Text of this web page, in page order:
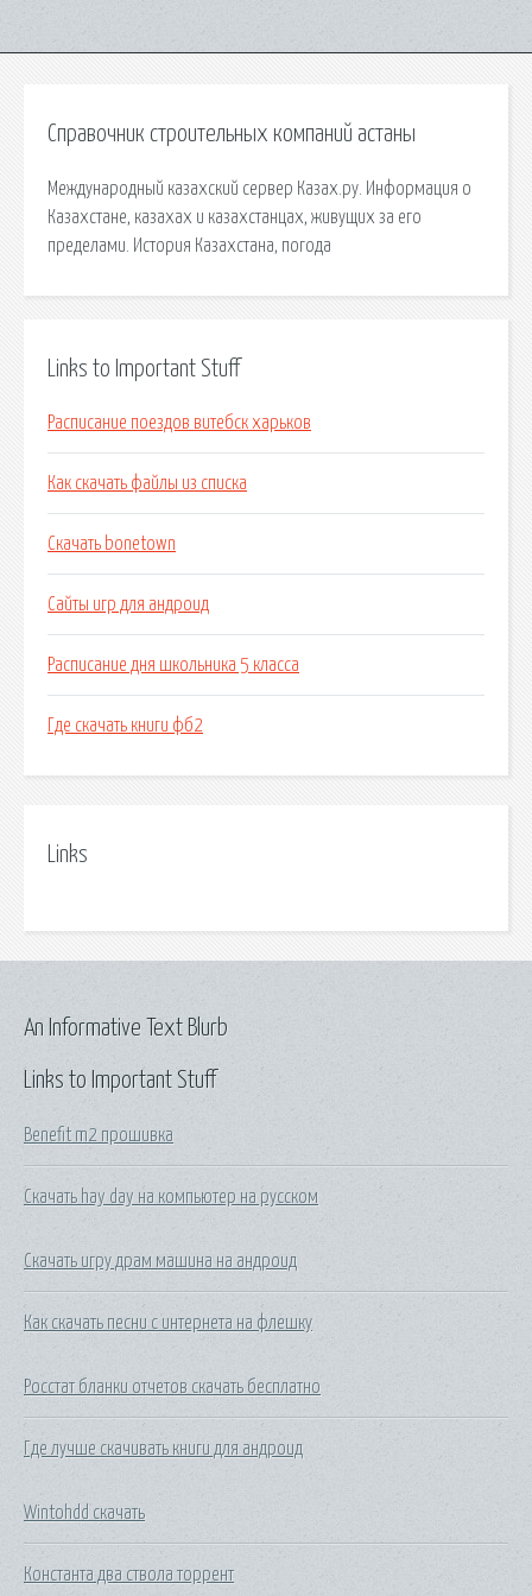
Справочник строительных компаний астаны
Международный казахский сервер Казах.ру. Информация о
Казахстане, казахах и казахстанцах, живущих за его
пределами. История Казахстана, погода
Links to Important Stuff
Расписание поездов витебск харьков
Как скачать файлы из списка
Скачать bonetown
Сайты игр для андроид
Расписание дня школьника 5 класса
Где скачать книги фб2
Links
Links to Important Stuff
Benefit m2 прошивка
Скачать hay day на компьютер на русском
Скачать игру драм машина на андроид
Как скачать песни с интернета на флешку
Росстат бланки отчетов скачать бесплатно
Где лучше скачивать книги для андроид
Wintohdd скачать
Константа два ствола торрент
An Informative Text Blurb